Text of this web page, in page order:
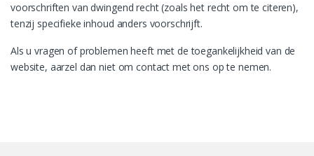
voorschriften van dwingend recht (zoals het recht om te citeren),
tenzij specifieke inhoud anders voorschrijft.
Als u vragen of problemen heeft met de toegankelijkheid van de
website, aarzel dan niet om contact met ons op te nemen.